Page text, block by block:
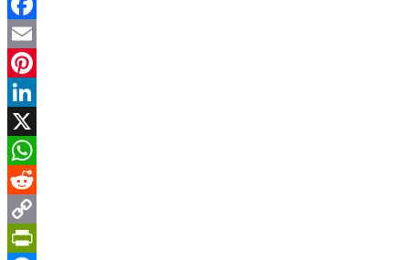
Facebook
Email
Pinterest
LinkedIn
X
WhatsApp
Reddit
Copy